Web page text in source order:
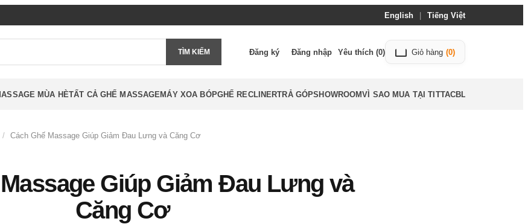
English | Tiếng Việt
TÌM KIẾM Đăng ký Đăng nhập Yêu thích (0) Giỏ hàng (0)
MÙA HÈTẤT CẢ GHẾ MASSAGEMÁY XOA BÓPGHẾ RECLINERTRẢ GÓPSHOWROOMVÌ SAO MUA TẠI TITTACBLOG
/ Cách Ghế Massage Giúp Giảm Đau Lưng và Căng Cơ
Giúp Giảm Đau Lưng và
Căng Cơ